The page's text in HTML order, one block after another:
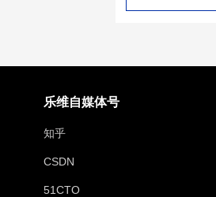
乐维自媒体号
知乎
CSDN
51CTO